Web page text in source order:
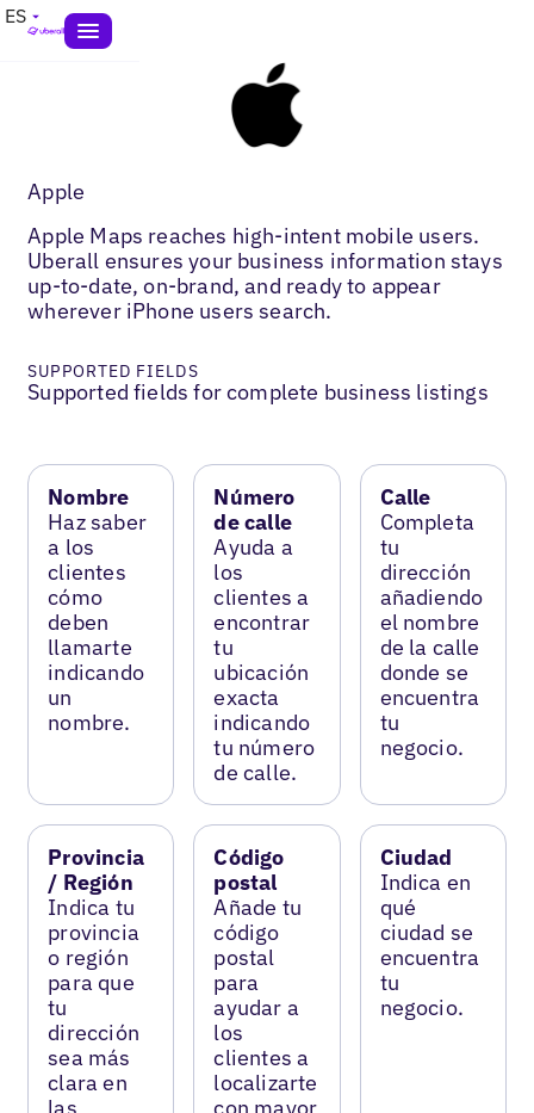
ES
Apple
Apple Maps reaches high-intent mobile users.
Uberall ensures your business information stays
up-to-date, on-brand, and ready to appear
wherever iPhone users search.
SUPPORTED FIELDS
Supported fields for complete business listings
Nombre
Haz saber
a los
clientes
cómo
deben
llamarte
indicando
un
nombre.
Número
de calle
Ayuda a
los
clientes a
encontrar
tu
ubicación
exacta
indicando
tu número
de calle.
Calle
Completa
tu
dirección
añadiendo
el nombre
de la calle
donde se
encuentra
tu
negocio.
Provincia
/ Región
Indica tu
provincia
o región
para que
tu
dirección
sea más
clara en
las
Código
postal
Añade tu
código
postal
para
ayudar a
los
clientes a
localizarte
con mayor
Ciudad
Indica en
qué
ciudad se
encuentra
tu
negocio.